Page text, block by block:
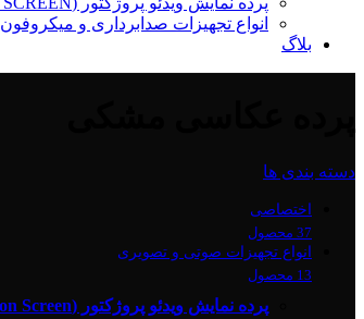
انواع تجهیزات صدابرداری و میکروفون
بلاگ
دسته بندی ها
اختصاصی
37 محصول
انواع تجهیزات صوتی و تصویری
13 محصول
پرده نمایش ویدئو پروژکتور (Projection Screen)